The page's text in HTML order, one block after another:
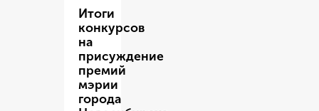
Итоги
конкурсов
на
присуждение
премий
мэрии
города